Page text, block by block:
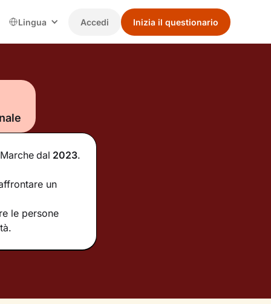
Lingua Accedi Inizia il questionario
dal 2023.
un
le persone